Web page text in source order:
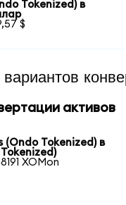
Tokenized) в
$
активов
Tokenized) в
XOMon